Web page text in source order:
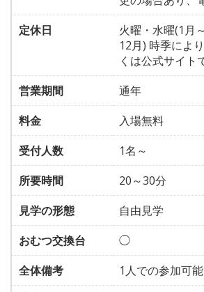
定休日
火曜・水曜(1月
12月) 時季によ
くは公式サイト
営業期間
通年
料金
入場無料
受付人数
1名～
所要時間
20～30分
見学の形態
自由見学
おむつ交換台
◯
全体備考
1人での参加可能